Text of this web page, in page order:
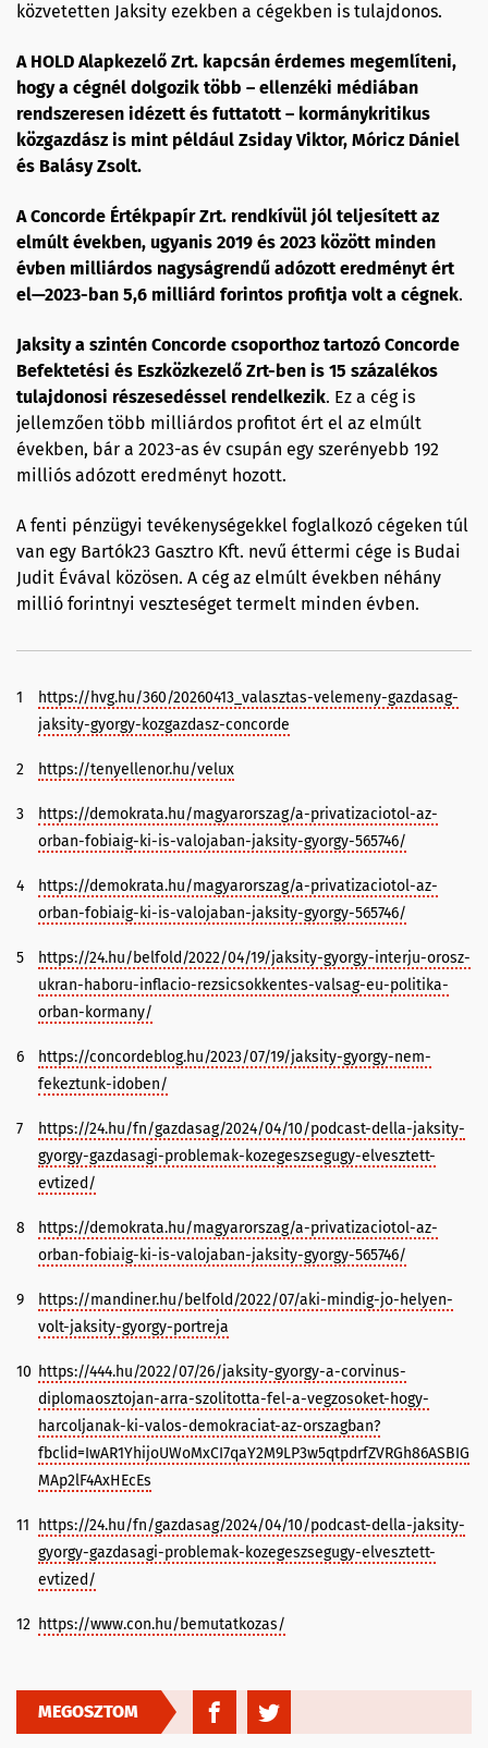
közvetetten Jaksity ezekben a cégekben is tulajdonos.
A HOLD Alapkezelő Zrt. kapcsán érdemes megemlíteni,
hogy a cégnél dolgozik több – ellenzéki médiában
rendszeresen idézett és futtatott – kormánykritikus
közgazdász is mint például Zsiday Viktor, Móricz Dániel
és Balásy Zsolt.
A Concorde Értékpapír Zrt. rendkívül jól teljesített az
elmúlt években, ugyanis 2019 és 2023 között minden
évben milliárdos nagyságrendű adózott eredményt ért
el—2023-ban 5,6 milliárd forintos profitja volt a cégnek.
Jaksitya szintén Concorde csoporthoz tartozó Concorde
Befektetési és Eszközkezelő Zrt-ben is 15 százalékos
tulajdonosi részesedéssel rendelkezik. Ez a cég is
jellemzően több milliárdos profitot ért el az elmúlt
években, bár a 2023-as év csupán egy szerényebb 192
milliós adózott eredményt hozott.
A fenti pénzügyi tevékenységekkel foglalkozó cégeken túl
van egy Bartók23 Gasztro Kft. nevű éttermi cége is Budai
Judit Évával közösen. A cég az elmúlt években néhány
millió forintnyi veszteséget termelt minden évben.
1
https://hvg.hu/360/20260413_valasztas-velemeny-gazdasag-
jaksity-gyorgy-kozgazdasz-concorde
2 https://tenyellenor.hu/velux
3
https://demokrata.hu/magyarorszag/a-privatizaciotol-az-
orban-fobiaig-ki-is-valojaban-jaksity-gyorgy-565746/
4
https://demokrata.hu/magyarorszag/a-privatizaciotol-az-
orban-fobiaig-ki-is-valojaban-jaksity-gyorgy-565746/
5
https://24.hu/belfold/2022/04/19/jaksity-gyorgy-interju-orosz-
ukran-haboru-inflacio-rezsicsokkentes-valsag-eu-politika-
orban-kormany/
6
https://concordeblog.hu/2023/07/19/jaksity-gyorgy-nem-
fekeztunk-idoben/
7
https://24.hu/fn/gazdasag/2024/04/10/podcast-della-jaksity-
gyorgy-gazdasagi-problemak-kozegeszsegugy-elvesztett-
evtized/
8
https://demokrata.hu/magyarorszag/a-privatizaciotol-az-
orban-fobiaig-ki-is-valojaban-jaksity-gyorgy-565746/
9
https://mandiner.hu/belfold/2022/07/aki-mindig-jo-helyen-
volt-jaksity-gyorgy-portreja
10 https://444.hu/2022/07/26/jaksity-gyorgy-a-corvinus-
diplomaosztojan-arra-szolitotta-fel-a-vegzosoket-hogy-
harcoljanak-ki-valos-demokraciat-az-orszagban?
fbclid=IwAR1YhijoUWoMxCI7qaY2M9LP3w5qtpdrfZVRGh86ASBIG
MAp2lF4AxHEcEs
11
https://24.hu/fn/gazdasag/2024/04/10/podcast-della-jaksity-
gyorgy-gazdasagi-problemak-kozegeszsegugy-elvesztett-
evtized/
12 https://www.con.hu/bemutatkozas/
MEGOSZTOM